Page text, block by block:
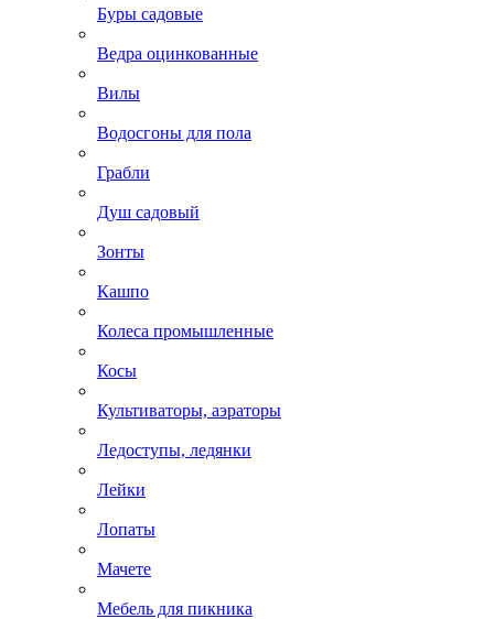
Буры садовые
Ведра оцинкованные
Вилы
Водосгоны для пола
Грабли
Душ садовый
Зонты
Кашпо
Колеса промышленные
Косы
Культиваторы, аэраторы
Ледоступы, ледянки
Лейки
Лопаты
Мачете
Мебель для пикника